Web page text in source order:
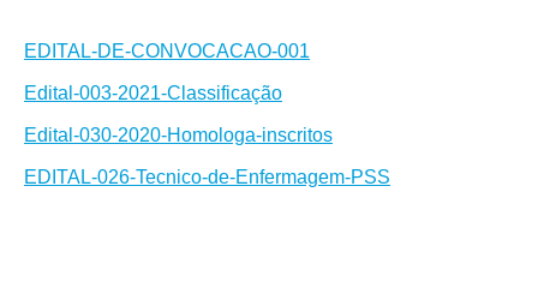
EDITAL-DE-CONVOCACAO-001
Edital-003-2021-Classificação
Edital-030-2020-Homologa-inscritos
EDITAL-026-Tecnico-de-Enfermagem-PSS